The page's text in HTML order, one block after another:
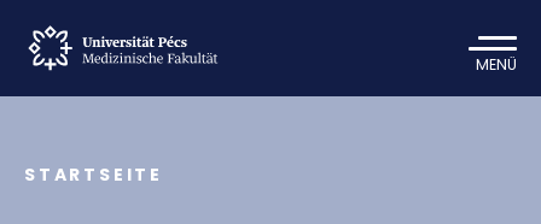
MENÜ
STARTSEITE